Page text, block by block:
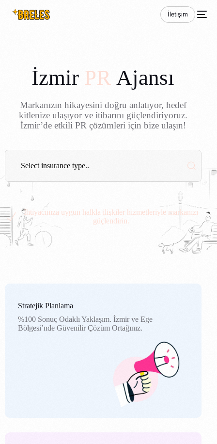
İletişim
İzmir PR Ajansı
Markanızın hikayesini doğru anlatıyor, hedef
kitlenize ulaşıyor ve itibarını güçlendiriyoruz.
İzmir’de etkili PR çözümleri için bize ulaşın!
İhtiyacınıza uygun halkla ilişkiler hizmetleriyle markanızı
güçlendirin.
Stratejik Planlama
%100 Sonuç Odaklı Yaklaşım. İzmir ve Ege
Bölgesi’nde Güvenilir Çözüm Ortağınız.